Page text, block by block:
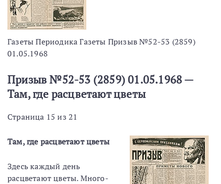
Газеты Периодика Газеты Призыв №52-53 (2859)
01.05.1968
Призыв №52-53 (2859) 01.05.1968 —
Там, где расцветают цветы
Страница 15 из 21
Там, где расцветают цветы
Здесь каждый день
расцветают цветы. Много-